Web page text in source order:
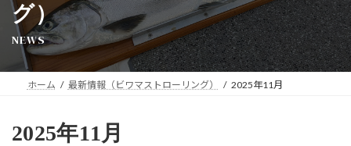
グ）
NEWS
ホーム 最新情報（ビワマストローリング） 2025年11月
2025年11月